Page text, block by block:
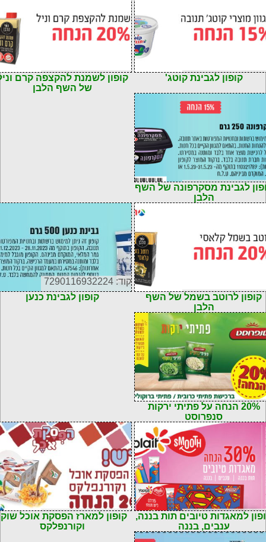
קופון לגבינת קוטג' קוד: 7290110324155
קופון לשמנת להקצפה קרם
של השף הלבן
לגבינת מסקרפונה של השף
הלבן
קופון לרוטב בשמל של השף
הלבן
קוד: 7290116932224
קופון לגבינת כנען
20% הנחה על פתיתי ירקות
סנפרוסט
למאגדות טיובים תות בננה,
ענבים, בננה
קוד: 7290110323233
קופון למארז הפסקת אוכל
וקורנפלקס